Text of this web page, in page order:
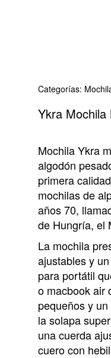
Ykra
Mochila Ykra
algodón
primera
mochilas de
años 70,
de Hungría, el
La mochila
ajustables y
para portátil
o macbook air
pequeños y
la solapa
una cuerda
cuero con
Categorías: